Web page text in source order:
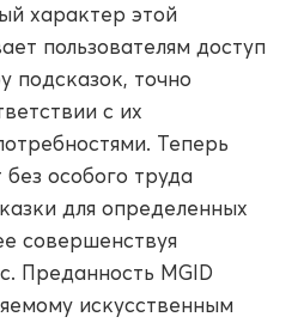
характер этой
пользователям доступ
подсказок, точно
с их
Теперь
без особого труда
для определенных
совершенствуя
Преданность MGID
искусственным